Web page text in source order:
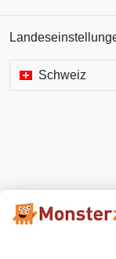
Schweiz